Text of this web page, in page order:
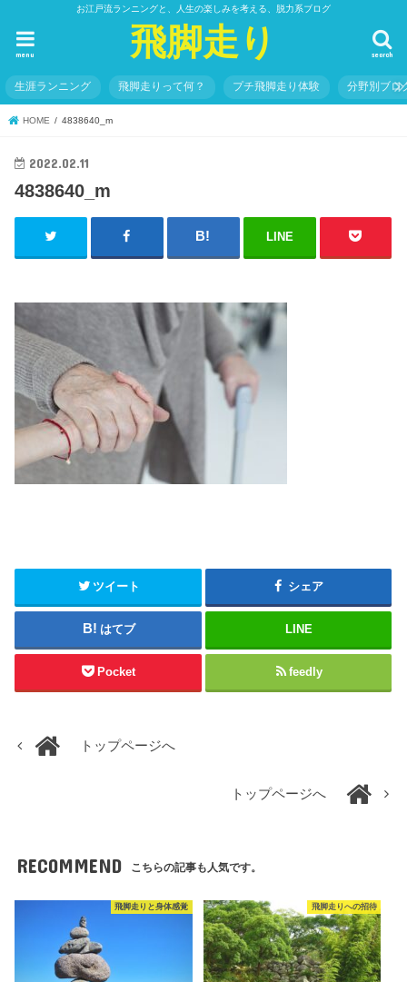
お江戸流ランニングと、人生の楽しみを考える、脱力系ブログ
飛脚走り search
menu
生涯ランニング 飛脚走りって何？ プチ飛脚走り体験 分野別ブロ
HOME 4838640_m
2022.02.11
4838640_m
LINE
ツイート シェア
はてブ LINE
Pocket feedly
トップページへ
トップページへ
RECOMMEND こちらの記事も人気です。
飛脚走りと身体感覚 飛脚走りへの招待